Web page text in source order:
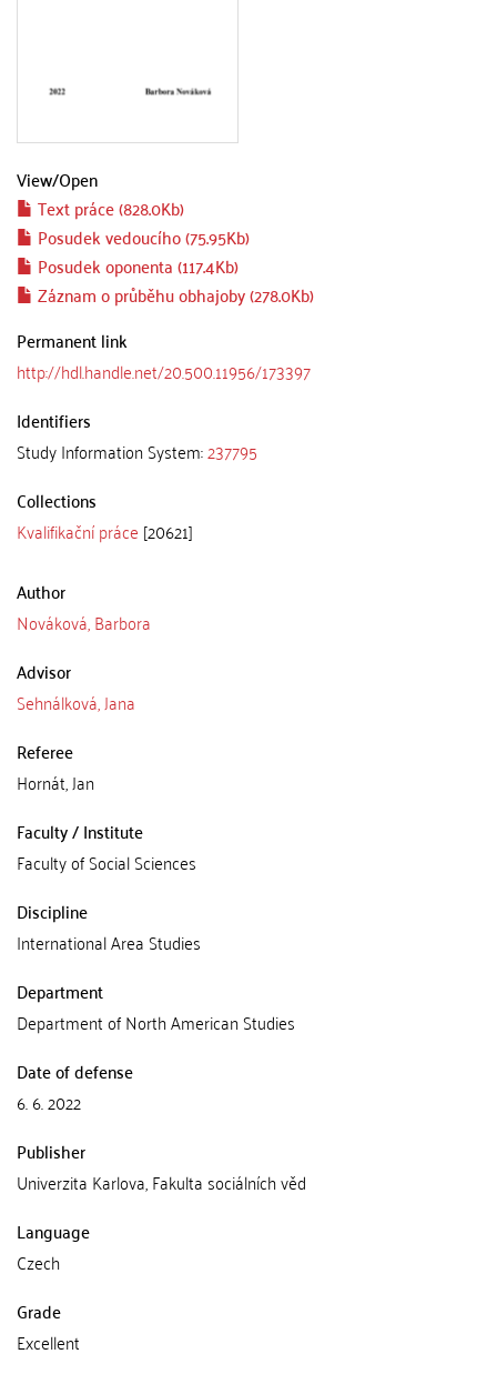
View/Open
Text práce (828.0Kb)
Posudek vedoucího (75.95Kb)
Posudek oponenta (117.4Kb)
Záznam o průběhu obhajoby (278.0Kb)
Permanent link
http://hdl.handle.net/20.500.11956/173397
Identifiers
Study Information System:237795
Collections
Kvalifikační práce [20621]
Author
Nováková, Barbora
Advisor
Sehnálková, Jana
Referee
Hornát, Jan
Faculty / Institute
Faculty of Social Sciences
Discipline
International Area Studies
Department
Department of North American Studies
Date of defense
6. 6. 2022
Publisher
Univerzita Karlova, Fakulta sociálních věd
Language
Czech
Grade
Excellent